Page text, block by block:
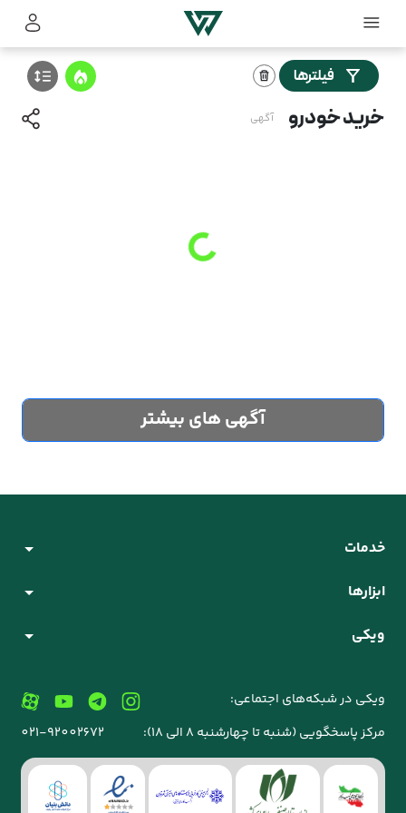
فیلترها
خرید خودرو آگهی
Loading
...
آگهی های بیشتر
خدمات
ابزارها
ویکی
ویکی در شبکه‌های اجتماعی:
مرکز پاسخگویی (شنبه تا چهارشنبه 8 الی 18):
021-92002672